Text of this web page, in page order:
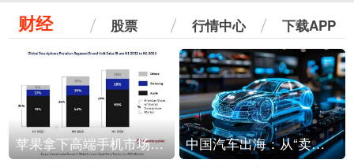
财经 股票 行情中心 下载APP
苹果拿下高端手机市场65%的份额：iPhone 17系列功不可没 中国汽车出海：从“卖出去”到“走进去”